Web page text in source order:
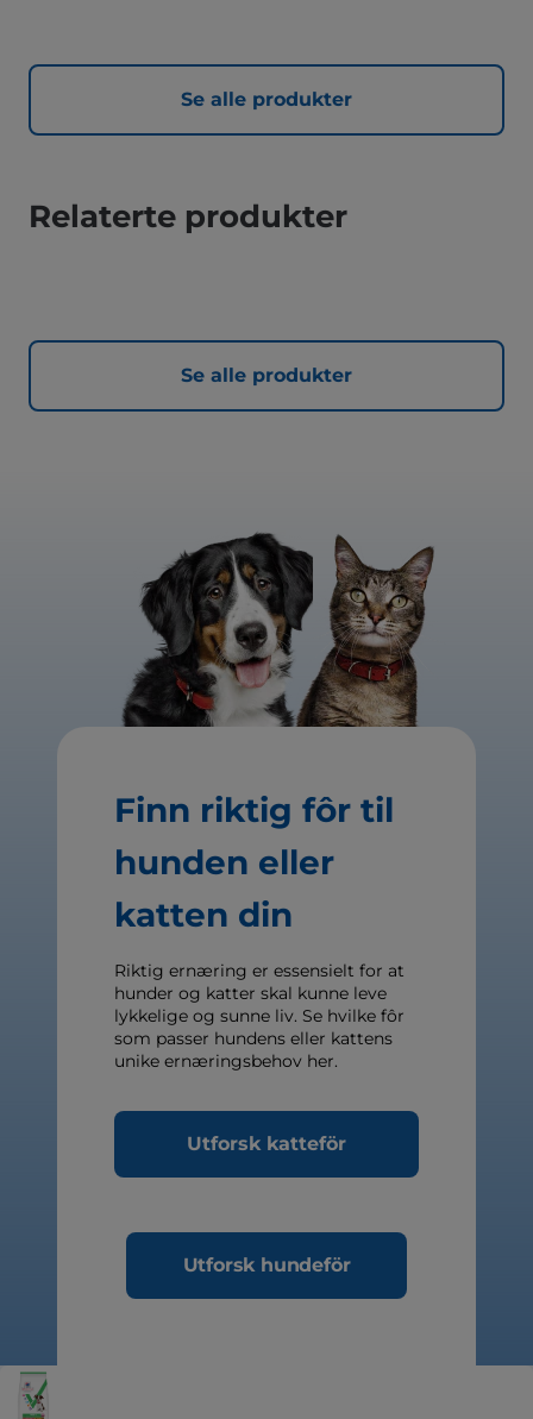
Se alle produkter
Relaterte produkter
Se alle produkter
Finn riktig fôr til
hunden eller
katten din
Riktig ernæring er essensielt for at
hunder og katter skal kunne leve
lykkelige og sunne liv. Se hvilke fôr
som passer hundens eller kattens
unike ernæringsbehov her.
Utforsk katteför
Utforsk hundeför